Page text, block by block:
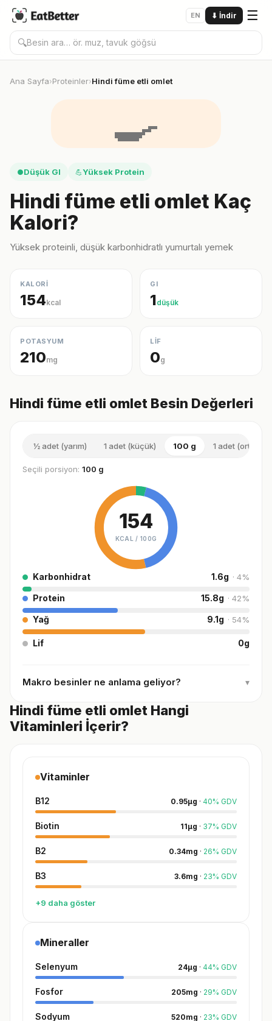
EN ⬇ İndir ☰
🔍
Ana Sayfa›Proteinler›Hindi füme etli omlet
🍳
●Düşük GI 💪Yüksek Protein
Hindi füme etli omlet Kaç
Kalori?
Yüksek proteinli, düşük karbonhidratlı yumurtalı yemek
KALORİ
154kcal
GI
1düşük
POTASYUM
210mg
LİF
0g
Hindi füme etli omlet Besin Değerleri
½ adet (yarım) 1 adet (küçük) 100 g 1 adet (orta)
Seçili porsiyon: 100 g
154
KCAL / 100G
Karbonhidrat 1.6g · 4%
Protein 15.8g · 42%
Yağ 9.1g · 54%
Lif 0g
Makro besinler ne anlama geliyor? ▾
Hindi füme etli omlet Hangi
Vitaminleri İçerir?
Vitaminler
B12 0.95µg · 40% GDV
Biotin 11µg · 37% GDV
B2 0.34mg · 26% GDV
B3 3.6mg · 23% GDV
+9 daha göster
Mineraller
Selenyum 24µg · 44% GDV
Fosfor 205mg · 29% GDV
Sodyum 520mg · 23% GDV